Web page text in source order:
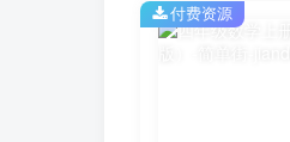
付费资源